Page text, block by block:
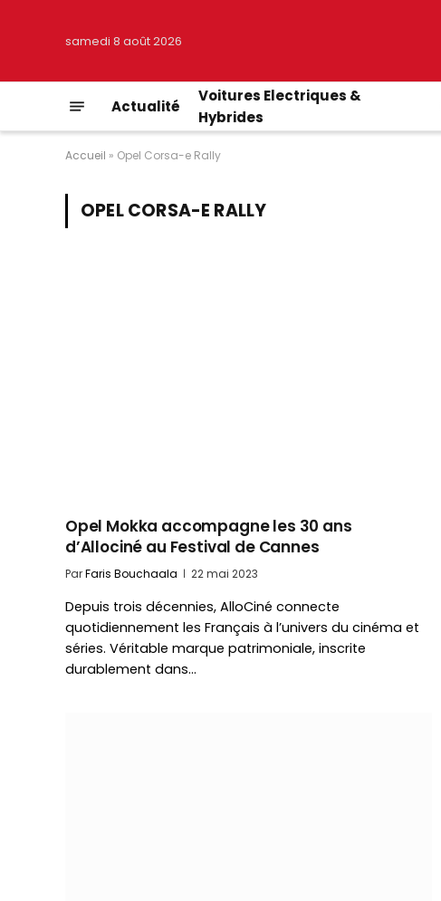
samedi 8 août 2026
Actualité
Voitures Electriques &
Hybrides
Accueil » Opel Corsa-e Rally
OPEL CORSA-E RALLY
Opel Mokka accompagne les 30 ans
d’Allociné au Festival de Cannes
ParFaris Bouchaala 22 mai 2023
Depuis trois décennies, AlloCiné connecte
quotidiennement les Français à l’univers du cinéma et
séries. Véritable marque patrimoniale, inscrite
durablement dans…